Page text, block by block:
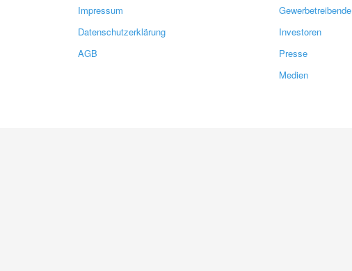
Impressum
Datenschutzerklärung
AGB
Gewerbetreibende
Investoren
Presse
Medien